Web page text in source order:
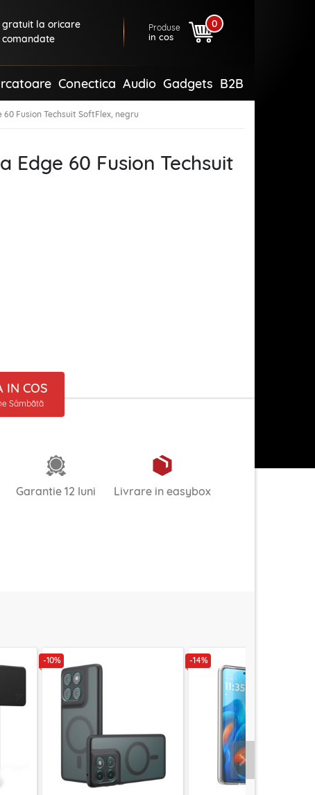
gratuit la oricare
comandate
Produse
in cos
0
Conectica Audio Gadgets B2B
60 Fusion Techsuit SoftFlex, negru
Edge 60 Fusion Techsuit
IN COS
Sâmbătă
Garantie 12 luni Livrare in easybox
-10% -14%